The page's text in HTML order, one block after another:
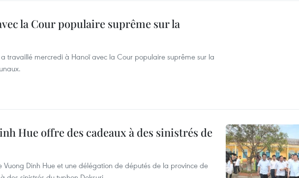
la Cour populaire suprême sur la
a travaillé mercredi à Hanoï avec la Cour populaire suprême sur la
Hue offre des cadeaux à des sinistrés de
Vuong Dinh Hue et une délégation de députés de la province de